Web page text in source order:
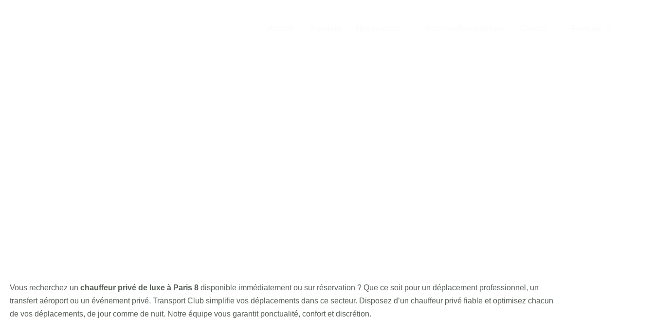
Vous recherchez un chauffeur privé de luxe à Paris 8 disponible immédiatement ou sur réservation ? Que ce soit pour un déplacement professionnel, un
transfert aéroport ou un événement privé, Transport Club simplifie vos déplacements dans ce secteur. Disposez d’un chauffeur privé fiable et optimisez chacun
de vos déplacements, de jour comme de nuit. Notre équipe vous garantit ponctualité, confort et discrétion.